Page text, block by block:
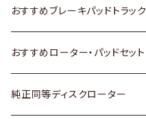
いすゞ
ダイハツ
マツダ
日産
いすゞ
ダイハツ
日産
いすゞ
ダイハツ
ホンダ
スズキ
日産
トヨタ
ホンダ
スズキ
おすすめブレーキパッドトラック
トヨタ
日産
おすすめローター・パッドセット
トヨタ
純正同等ディスクローター